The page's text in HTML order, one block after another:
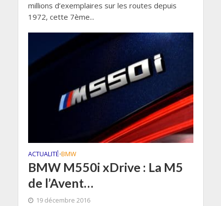
millions d’exemplaires sur les routes depuis
1972, cette 7ème...
ACTUALITÉ•BMW
BMW M550i xDrive : La M5
de l’Avent…
19 décembre 2016